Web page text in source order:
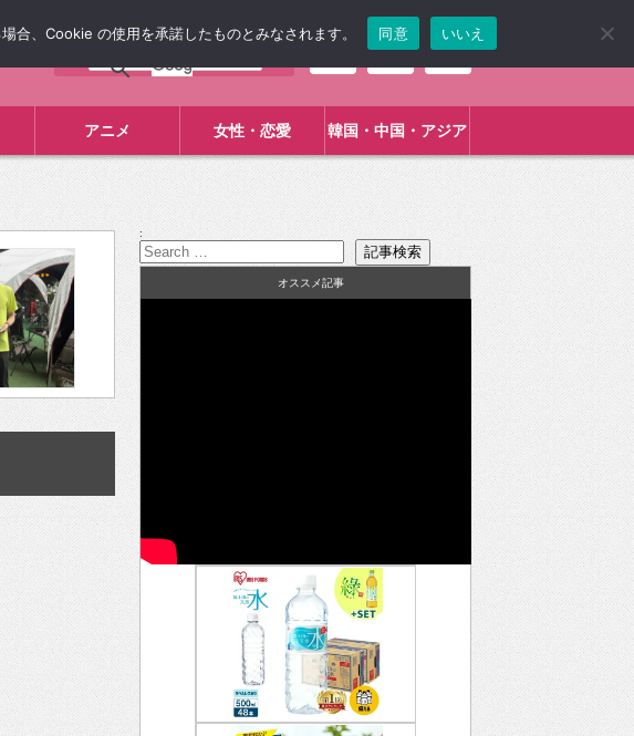
アニメ 女性・恋愛 韓国・中国・アジア
:
オススメ記事
合、Cookie の使用を承諾したものとみなされます。 同意 いいえ